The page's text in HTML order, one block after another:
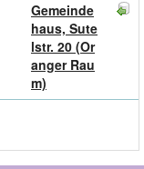
Gemeinde
haus, Sute
lstr. 20 (Or
anger Rau
m)